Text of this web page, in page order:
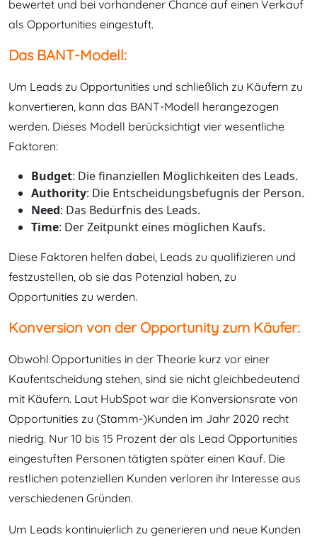
bewertet und bei vorhandener Chance auf einen Verkauf
als Opportunities eingestuft.
Das BANT-Modell:
Um Leads zu Opportunities und schließlich zu Käufern zu
konvertieren, kann das BANT-Modell herangezogen
werden. Dieses Modell berücksichtigt vier wesentliche
Faktoren:
Budget: Die finanziellen Möglichkeiten des Leads.
Authority: Die Entscheidungsbefugnis der Person.
Need: Das Bedürfnis des Leads.
Time: Der Zeitpunkt eines möglichen Kaufs.
Diese Faktoren helfen dabei, Leads zu qualifizieren und
festzustellen, ob sie das Potenzial haben, zu
Opportunities zu werden.
Konversion von der Opportunity zum Käufer:
Obwohl Opportunities in der Theorie kurz vor einer
Kaufentscheidung stehen, sind sie nicht gleichbedeutend
mit Käufern. Laut HubSpot war die Konversionsrate von
Opportunities zu (Stamm-)Kunden im Jahr 2020 recht
niedrig. Nur 10 bis 15 Prozent der als Lead Opportunities
eingestuften Personen tätigten später einen Kauf. Die
restlichen potenziellen Kunden verloren ihr Interesse aus
verschiedenen Gründen.
Um Leads kontinuierlich zu generieren und neue Kunden